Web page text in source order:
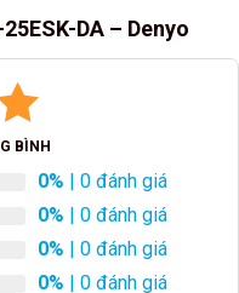
DA – Denyo
BÌNH
0% | 0 đánh giá
0% | 0 đánh giá
0% | 0 đánh giá
0% | 0 đánh giá